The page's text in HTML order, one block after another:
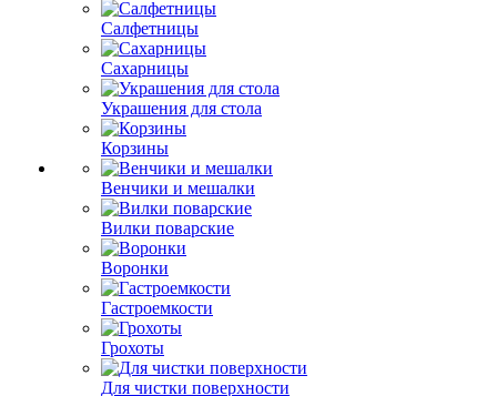
Салфетницы
Сахарницы
Украшения для стола
Корзины
Венчики и мешалки
Вилки поварские
Воронки
Гастроемкости
Грохоты
Для чистки поверхности